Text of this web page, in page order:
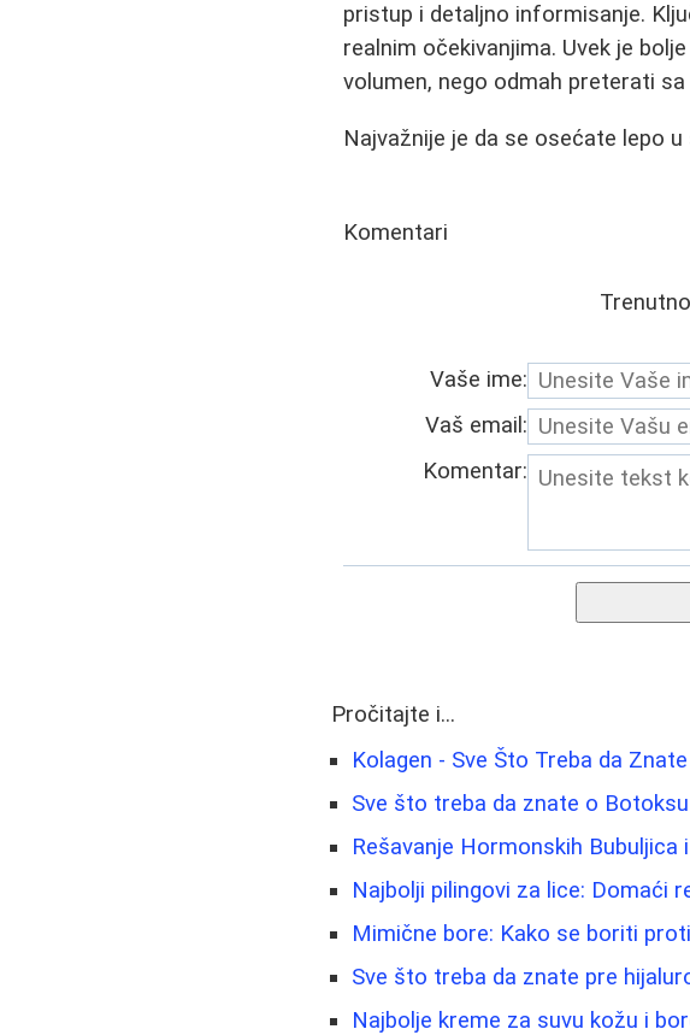
pristup i detaljno informisanje.
realnim očekivanjima. Uvek je
volumen, nego odmah preterati
Najvažnije je da se osećate lepo
Komentari
Vaše ime:
Vaš email:
Komentar:
Pročitajte i...
Kolagen - Sve Što Treba da
Sve što treba da znate o
Rešavanje Hormonskih Bubuljica
Najbolji pilingovi za lice: Domaći
Mimične bore: Kako se boriti
Sve što treba da znate pre
Najbolje kreme za suvu kožu i